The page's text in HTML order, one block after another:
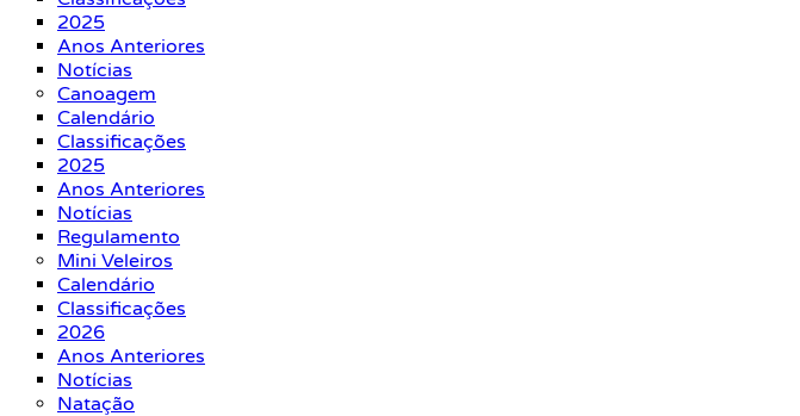
2025
Anos Anteriores
Notícias
Canoagem
Calendário
Classificações
2025
Anos Anteriores
Notícias
Regulamento
Mini Veleiros
Calendário
Classificações
2026
Anos Anteriores
Notícias
Natação